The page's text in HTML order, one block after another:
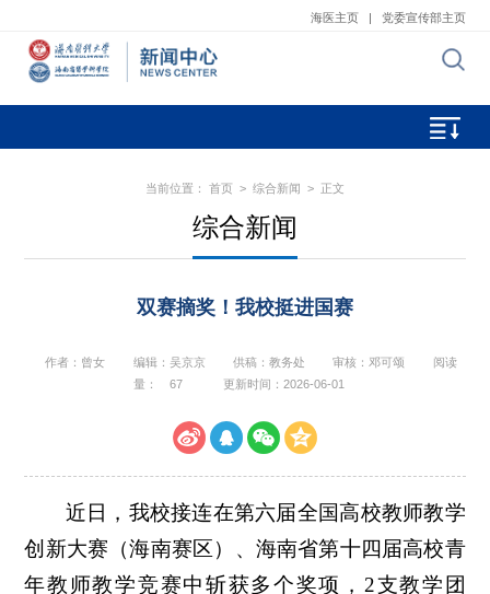
海医主页 | 党委宣传部主页
当前位置： 首页 > 综合新闻 > 正文
综合新闻
双赛摘奖！我校挺进国赛
作者：曾女 编辑：吴京京 供稿：教务处 审核：邓可颂
阅读
量：
67 更新时间：2026-06-01
近日，我校接连在第六届全国高校教师教学
创新大赛（海南赛区）、海南省第十四届高校青
年教师教学竞赛中斩获多个奖项，2支教学团